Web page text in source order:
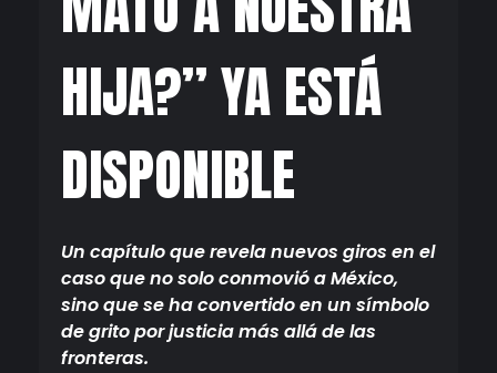
HIJA?” YA ESTÁ
DISPONIBLE
Un capítulo que revela nuevos giros en el
caso que no solo conmovió a México,
sino que se ha convertido en un símbolo
de grito por justiciamás allá de las
fronteras.